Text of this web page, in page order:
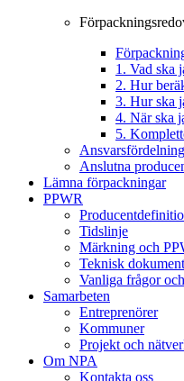
1. Vad ska
2. Hur
3. Hur ska
4. När ska
5.
Ansvarsfördelning
Anslutna
Lämna förpackningar
PPWR
Tidslinje
Märkning och
Teknisk
Vanliga frågor
Samarbeten
Entreprenörer
Kommuner
Projekt och
Om NPA
Kontakta oss